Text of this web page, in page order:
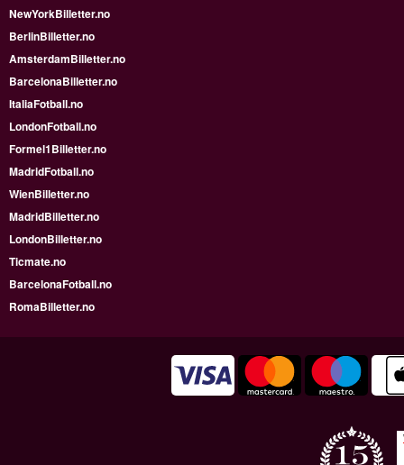
NewYorkBilletter.no
BerlinBilletter.no
AmsterdamBilletter.no
BarcelonaBilletter.no
ItaliaFotball.no
LondonFotball.no
Formel1Billetter.no
MadridFotball.no
WienBilletter.no
MadridBilletter.no
LondonBilletter.no
Ticmate.no
BarcelonaFotball.no
RomaBilletter.no